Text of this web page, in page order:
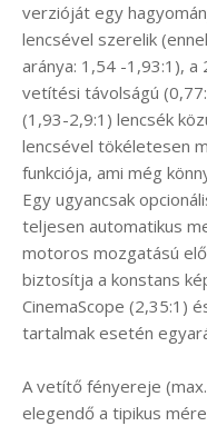
verzióját egy
lencsével szerelik
aránya: 1,54 -1,93:1),
vetítési távolságú
(1,93-2,9:1) lencsék
lencsével tökéletesen
funkciója, ami még
Egy ugyancsak
teljesen automatikus
motoros mozgatású
biztosítja a konstans
CinemaScope (2,35:1)
tartalmak esetén
A vetítő fényereje
elegendő a tipikus